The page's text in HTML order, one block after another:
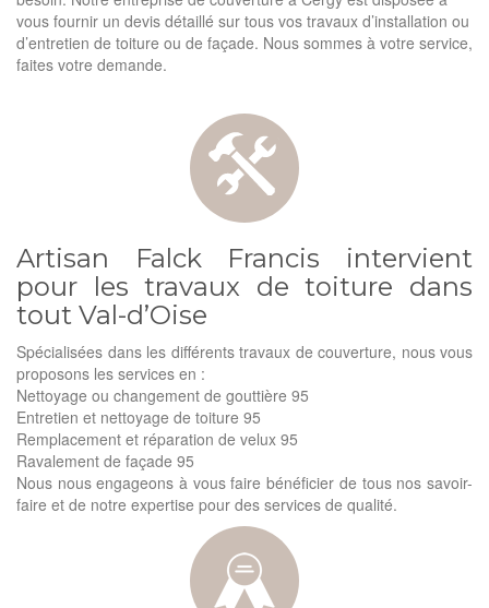
vous fournir un devis détaillé sur tous vos travaux d’installation ou
d’entretien de toiture ou de façade. Nous sommes à votre service,
faites votre demande.
Artisan Falck Francis intervient
pour les travaux de toiture dans
tout Val-d’Oise
Spécialisées dans les différents travaux de couverture, nous vous
proposons les services en :
Nettoyage ou changement de gouttière 95
Entretien et nettoyage de toiture 95
Remplacement et réparation de velux 95
Ravalement de façade 95
Nous nous engageons à vous faire bénéficier de tous nos savoir-
faire et de notre expertise pour des services de qualité.